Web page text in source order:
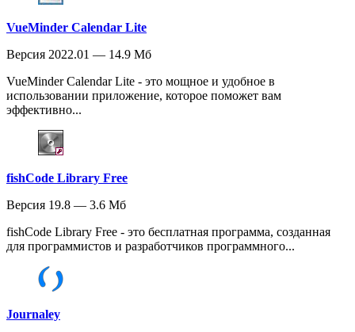
VueMinder Calendar Lite
Версия 2022.01 — 14.9 Мб
VueMinder Calendar Lite - это мощное и удобное в
использовании приложение, которое поможет вам
эффективно...
fishCode Library Free
Версия 19.8 — 3.6 Мб
fishCode Library Free - это бесплатная программа, созданная
для программистов и разработчиков программного...
Journaley